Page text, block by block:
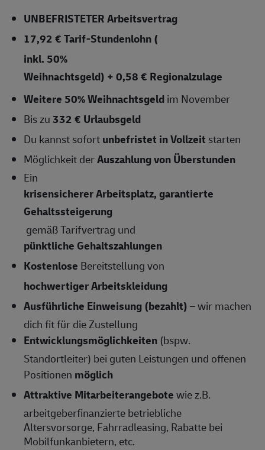
UNBEFRISTETERArbeitsvertrag
17,92 € Tarif-Stundenlohn(
inkl. 50%
Weihnachtsgeld) + 0,58 € Regionalzulage
Weitere 50% Weihnachtsgeldim November
Bis zu332 € Urlaubsgeld
Du kannst sofortunbefristet in Vollzeit starten
Möglichkeit derAuszahlung von Überstunden
Ein
krisensicherer Arbeitsplatz, garantierte
Gehaltssteigerung
gemäß Tarifvertrag und
pünktliche Gehaltszahlungen
Kostenlose Bereitstellung von
hochwertiger Arbeitskleidung
Ausführliche Einweisung (bezahlt)– wir machen
dich fit für die Zustellung
Entwicklungsmöglichkeiten (bspw.
Standortleiter) bei guten Leistungen und offenen
Positionen möglich
Attraktive Mitarbeiterangebotewie z.B.
arbeitgeberfinanzierte betriebliche
Altersvorsorge, Fahrradleasing, Rabatte bei
Mobilfunkanbietern, etc.